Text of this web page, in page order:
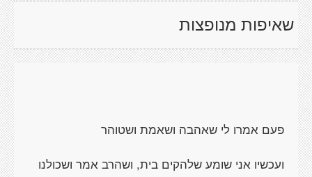
שאיפות מנופצות
פעם אמרו לי שאהבה ושאמת ושטוהר
ועכשיו אני שומע שלהקים בית, ושהרב אמר ושכולנו